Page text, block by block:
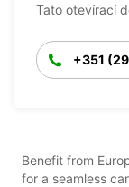
Tato otevírací
+351
Benefit from
for a seamless